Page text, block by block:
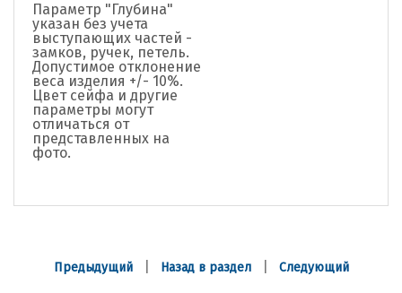
Параметр "Глубина"
указан без учета
выступающих частей -
замков, ручек, петель.
Допустимое отклонение
веса изделия +/- 10%.
Цвет сейфа и другие
параметры могут
отличаться от
представленных на
фото.
Предыдущий| Назад в раздел| Следующий